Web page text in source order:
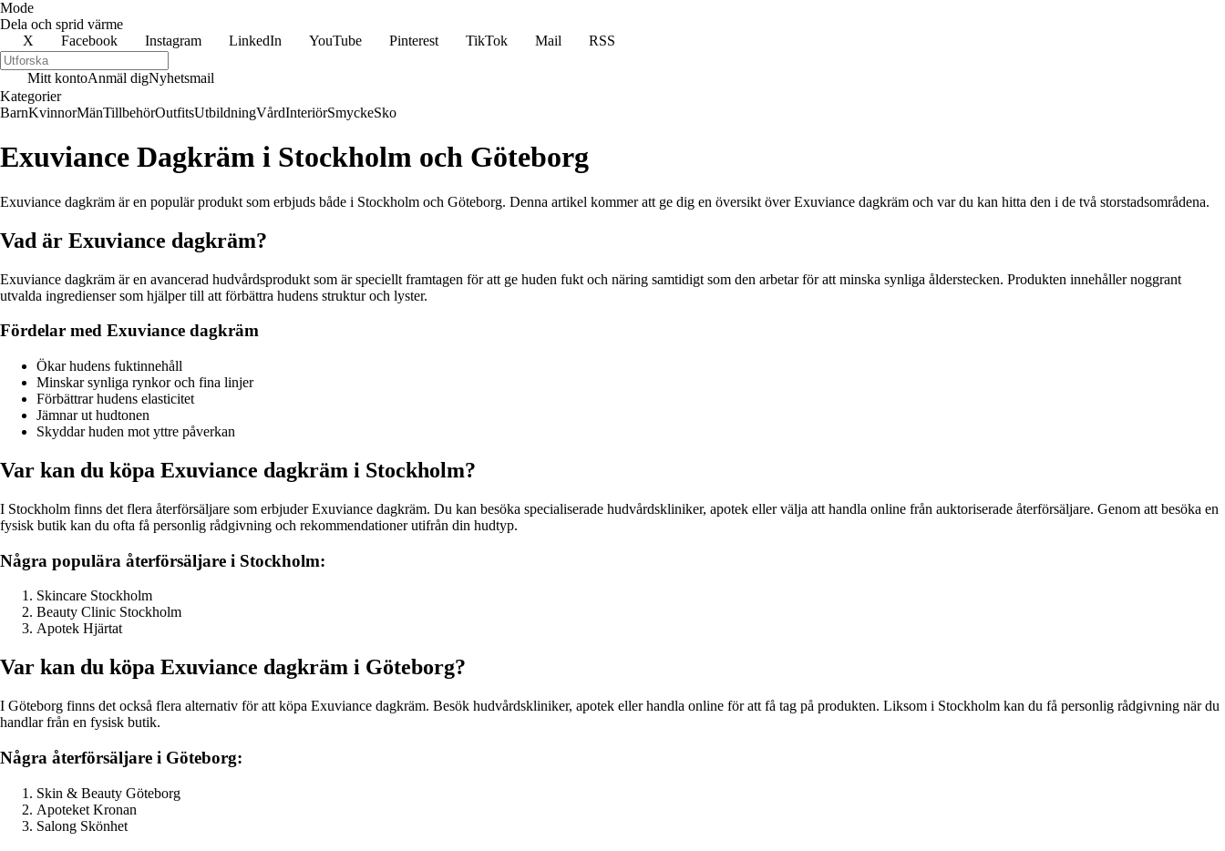
Mode
Dela och sprid värme
X
Facebook Instagram LinkedIn YouTube Pinterest TikTok Mail RSS
Mitt kontoAnmäl digNyhetsmail
Kategorier
BarnKvinnorMänTillbehörOutfitsUtbildningVårdInteriörSmyckeSko
Exuviance Dagkräm i Stockholm och Göteborg
Exuviance dagkräm är en populär produkt som erbjuds både i Stockholm och Göteborg. Denna artikel kommer att ge dig en översikt över Exuviance dagkräm och var du kan hitta den i de två storstadsområdena.
Vad är Exuviance dagkräm?
Exuviance dagkräm är en avancerad hudvårdsprodukt som är speciellt framtagen för att ge huden fukt och näring samtidigt som den arbetar för att minska synliga ålderstecken. Produkten innehåller noggrant
utvalda ingredienser som hjälper till att förbättra hudens struktur och lyster.
Fördelar med Exuviance dagkräm
Ökar hudens fuktinnehåll
Minskar synliga rynkor och fina linjer
Förbättrar hudens elasticitet
Jämnar ut hudtonen
Skyddar huden mot yttre påverkan
Var kan du köpa Exuviance dagkräm i Stockholm?
I Stockholm finns det flera återförsäljare som erbjuder Exuviance dagkräm. Du kan besöka specialiserade hudvårdskliniker, apotek eller välja att handla online från auktoriserade återförsäljare. Genom att besöka en
fysisk butik kan du ofta få personlig rådgivning och rekommendationer utifrån din hudtyp.
Några populära återförsäljare i Stockholm:
Skincare Stockholm
Beauty Clinic Stockholm
Apotek Hjärtat
Var kan du köpa Exuviance dagkräm i Göteborg?
I Göteborg finns det också flera alternativ för att köpa Exuviance dagkräm. Besök hudvårdskliniker, apotek eller handla online för att få tag på produkten. Liksom i Stockholm kan du få personlig rådgivning när du
handlar från en fysisk butik.
Några återförsäljare i Göteborg:
Skin & Beauty Göteborg
Apoteket Kronan
Salong Skönhet